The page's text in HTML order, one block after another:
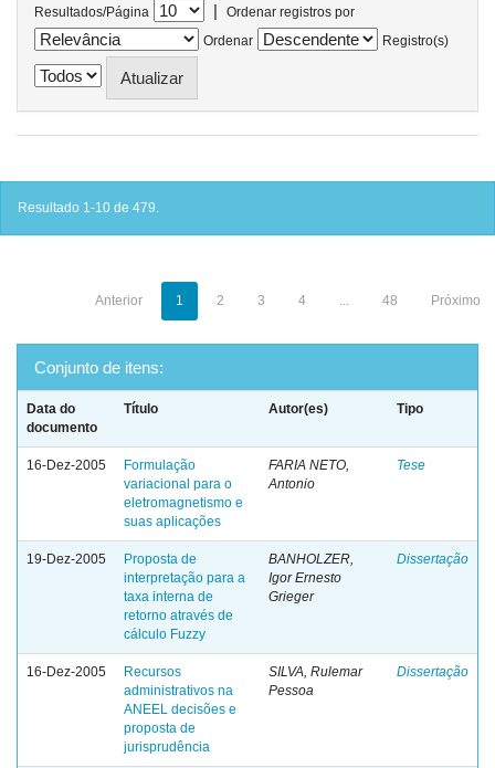
Resultados/Página |
Ordenar registros por
Ordenar
Registro(s)
Resultado 1-10 de 479.
Anterior 1 2 3 4 ... 48 Próximo
Conjunto de itens:
Data do
documento
Título Autor(es) Tipo
16-Dez-2005
Formulação
variacional para o
eletromagnetismo e
suas aplicações
FARIA NETO,
Antonio
Tese
19-Dez-2005
Proposta de
interpretação para a
taxa interna de
retorno através de
cálculo Fuzzy
BANHOLZER,
Igor Ernesto
Grieger
Dissertação
16-Dez-2005
Recursos
administrativos na
ANEEL decisões e
proposta de
jurisprudência
SILVA, Rulemar
Pessoa
Dissertação